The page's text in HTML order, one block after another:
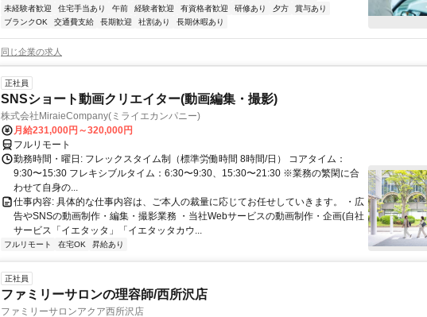
未経験者歓迎
住宅手当あり 午前 経験者歓迎 有資格者歓迎 研修あり 夕方
賞与あり
ブランクOK
交通費支給 長期歓迎 社割あり 長期休暇あり
同じ企業の求人
正社員
SNSショート動画クリエイター(動画編集・撮影)
株式会社MiraieCompany(ミライエカンパニー)
月給231,000円～320,000円
フルリモート
勤務時間・曜日: フレックスタイム制（標準労働時間 8時間/日） コアタイム：
9:30〜15:30 フレキシブルタイム：6:30〜9:30、15:30〜21:30 ※業務の繁閑に合
わせて自身の...
仕事内容: 具体的な仕事内容は、ご本人の裁量に応じてお任せしていきます。 ・広
告やSNSの動画制作・編集・撮影業務 ・当社Webサービスの動画制作・企画(自社
サービス「イエタッタ」「イエタッタカウ...
フルリモート 在宅OK 昇給あり
正社員
ファミリーサロンの理容師/西所沢店
ファミリーサロンアクア西所沢店